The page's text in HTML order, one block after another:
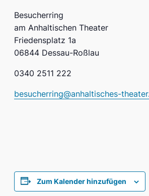
Besucherring
am Anhaltischen Theater
Friedensplatz 1a
06844 Dessau-Roßlau
0340 2511 222
besucherring@anhaltisches-
Zum Kalender hinzufügen